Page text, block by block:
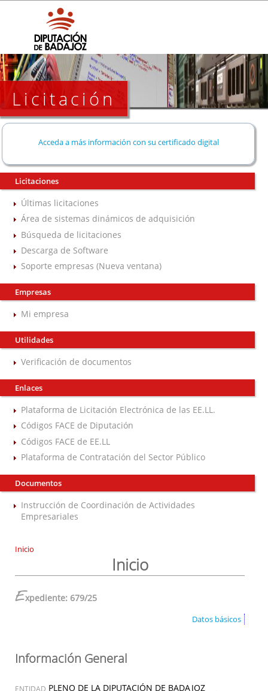
Licitación
Acceda a más información con su certificado digital
Licitaciones
Últimas licitaciones
Área de sistemas dinámicos de adquisición
Búsqueda de licitaciones
Descarga de Software
Soporte empresas (Nueva ventana)
Empresas
Mi empresa
Utilidades
Verificación de documentos
Enlaces
Plataforma de Licitación Electrónica de las EE.LL.
Códigos FACE de Diputación
Códigos FACE de EE.LL
Plataforma de Contratación del Sector Público
Documentos
Instrucción de Coordinación de Actividades
Empresariales
Inicio
Inicio
Expediente: 679/25
Datos básicos
Información General
ENTIDAD PLENO DE LA DIPUTACIÓN DE BADAJOZ